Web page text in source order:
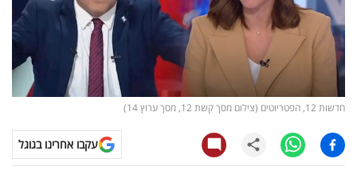
עסקית
קריפטו
ויראלי
עסקי
חדשות 12, הפטריוטים (צילום מסך קשת 12, מסך ערוץ 14)
עקבו אחרינו בגוגל